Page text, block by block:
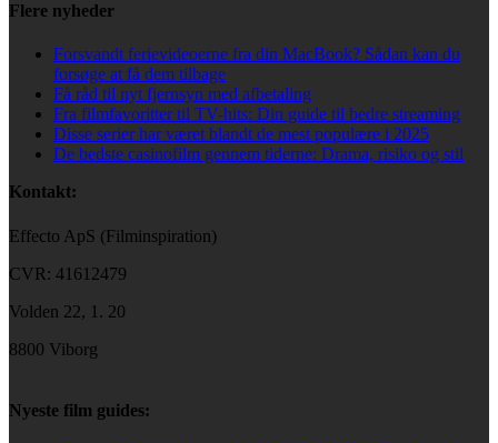
Flere nyheder
Forsvandt ferievideoerne fra din MacBook? Sådan kan du
forsøge at få dem tilbage
Få råd til nyt fjernsyn med afbetaling
Fra filmfavoritter til TV-hits: Din guide til bedre streaming
Disse serier har været blandt de mest populære i 2025
De bedste casinofilm gennem tiderne: Drama, risiko og stil
Kontakt:
Effecto ApS (Filminspiration)
CVR: 41612479
Volden 22, 1. 20
8800 Viborg
Nyeste film guides: